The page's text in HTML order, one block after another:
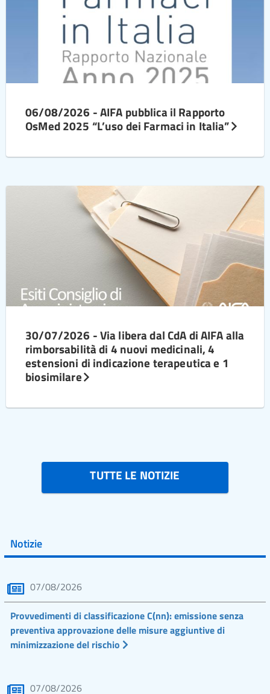
06/08/2026 - AIFA pubblica il Rapporto
OsMed 2025 “L’uso dei Farmaci in Italia”
30/07/2026 - Via libera dal CdA di AIFA alla
rimborsabilità di 4 nuovi medicinali, 4
estensioni di indicazione terapeutica e 1
biosimilare
TUTTE LE NOTIZIE
Notizie
07/08/2026
Provvedimenti di classificazione C(nn): emissione senza
preventiva approvazione delle misure aggiuntive di
minimizzazione del rischio
07/08/2026